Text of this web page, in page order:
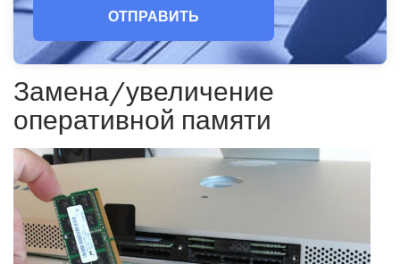
ОТПРАВИТЬ
Замена/увеличение
оперативной памяти